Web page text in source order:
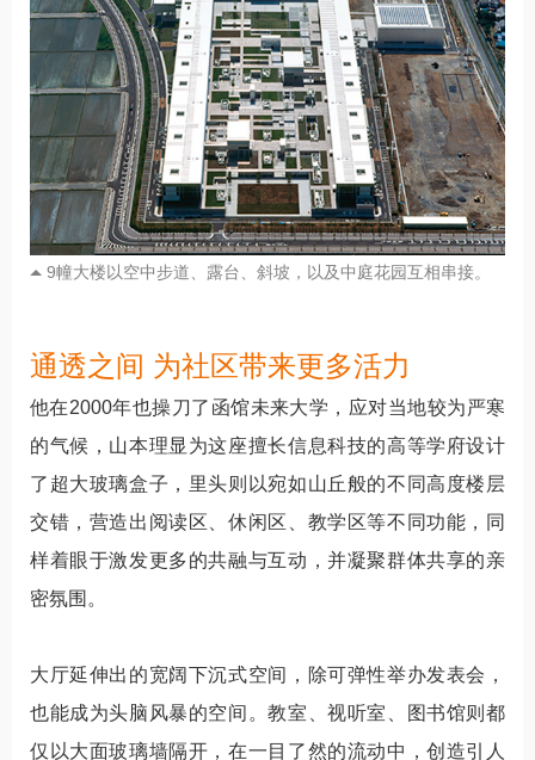
9幢大楼以空中步道、露台、斜坡，以及中庭花园互相串接。
通透之间 为社区带来更多活力
他在2000年也操刀了函馆未来大学，应对当地较为严寒
的气候，山本理显为这座擅长信息科技的高等学府设计
了超大玻璃盒子，里头则以宛如山丘般的不同高度楼层
交错，营造出阅读区、休闲区、教学区等不同功能，同
样着眼于激发更多的共融与互动，并凝聚群体共享的亲
密氛围。
大厅延伸出的宽阔下沉式空间，除可弹性举办发表会，
也能成为头脑风暴的空间。教室、视听室、图书馆则都
仅以大面玻璃墙隔开，在一目了然的流动中，创造引人